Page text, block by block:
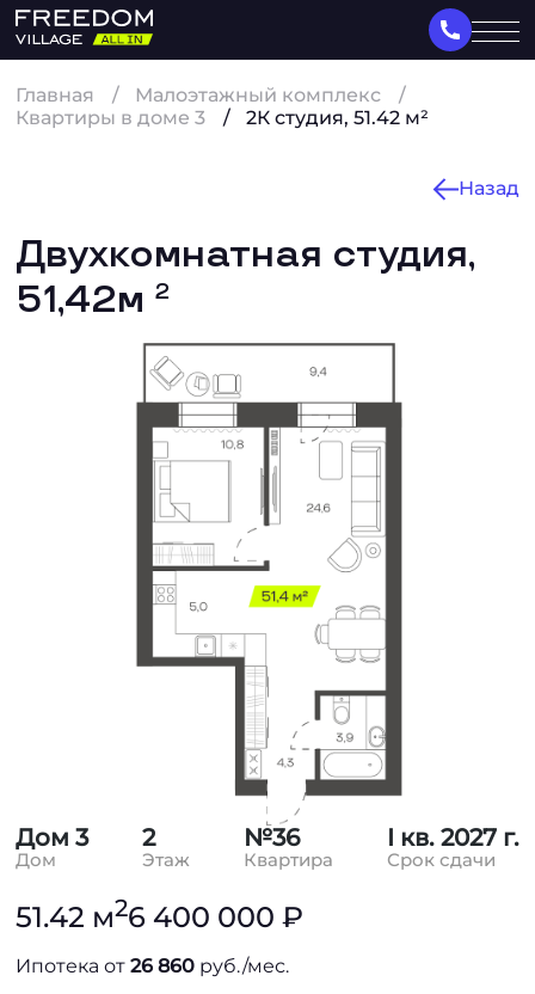
Главная
Малоэтажный комплекс
Квартиры в доме 3
2К студия, 51.42 м²
Назад
Двухкомнатная студия,
51,42м 2
Дом 3
Дом
2
Этаж
№36
Квартира
I кв. 2027 г.
Срок сдачи
51.42 м26 400 000 ₽
Ипотека от26 860 руб./мес.